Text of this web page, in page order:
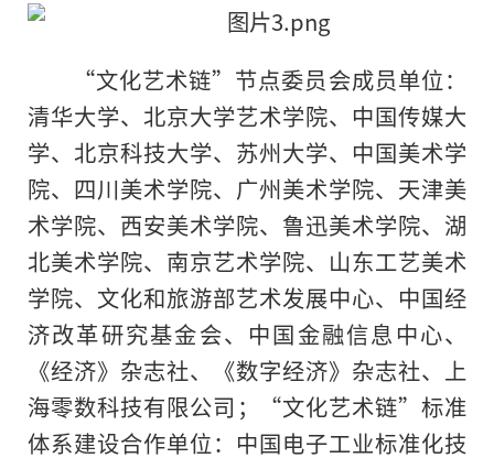
“文化艺术链”节点委员会成员单位：
清华大学、北京大学艺术学院、中国传媒大
学、北京科技大学、苏州大学、中国美术学
院、四川美术学院、广州美术学院、天津美
术学院、西安美术学院、鲁迅美术学院、湖
北美术学院、南京艺术学院、山东工艺美术
学院、文化和旅游部艺术发展中心、中国经
济改革研究基金会、中国金融信息中心、
《经济》杂志社、《数字经济》杂志社、上
海零数科技有限公司；“文化艺术链”标准
体系建设合作单位：中国电子工业标准化技